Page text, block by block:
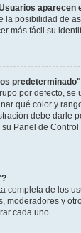
aparecen
la posibilidad de
más fácil su
por defecto, se
qué color y
debe darle
Panel de
completa de los
moderadores y
cada uno.